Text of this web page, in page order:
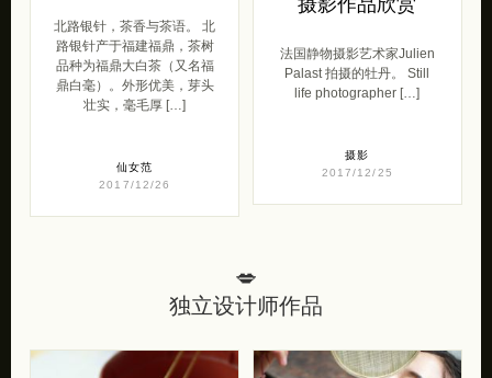
北路银针，茶香与茶语。 北
路银针产于福建福鼎，茶树
品种为福鼎大白茶（又名福
鼎白毫）。外形优美，芽头
壮实，毫毛厚 […]
仙女范
2017/12/26
摄影作品欣赏
法国静物摄影艺术家Julien
Palast 拍摄的牡丹。 Still
life photographer […]
摄影
2017/12/25
💋
独立设计师作品